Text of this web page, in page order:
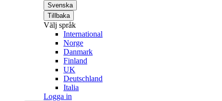
Svenska
Tillbaka
Välj språk
International
Norge
Danmark
Finland
UK
Deutschland
Italia
Logga in